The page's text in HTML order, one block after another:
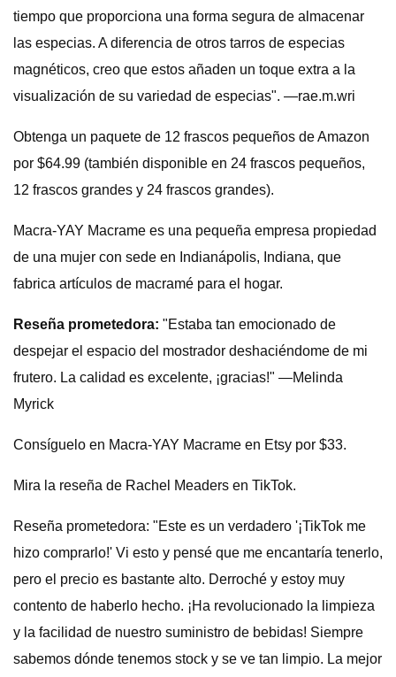
tiempo que proporciona una forma segura de almacenar
las especias. A diferencia de otros tarros de especias
magnéticos, creo que estos añaden un toque extra a la
visualización de su variedad de especias". —rae.m.wri
Obtenga un paquete de 12 frascos pequeños de Amazon
por $64.99 (también disponible en 24 frascos pequeños,
12 frascos grandes y 24 frascos grandes).
Macra-YAY Macrame es una pequeña empresa propiedad
de una mujer con sede en Indianápolis, Indiana, que
fabrica artículos de macramé para el hogar.
Reseña prometedora: "Estaba tan emocionado de
despejar el espacio del mostrador deshaciéndome de mi
frutero. La calidad es excelente, ¡gracias!" —Melinda
Myrick
Consíguelo en Macra-YAY Macrame en Etsy por $33.
Mira la reseña de Rachel Meaders en TikTok.
Reseña prometedora: "Este es un verdadero '¡TikTok me
hizo comprarlo!' Vi esto y pensé que me encantaría tenerlo,
pero el precio es bastante alto. Derroché y estoy muy
contento de haberlo hecho. ¡Ha revolucionado la limpieza
y la facilidad de nuestro suministro de bebidas! Siempre
sabemos dónde tenemos stock y se ve tan limpio. La mejor